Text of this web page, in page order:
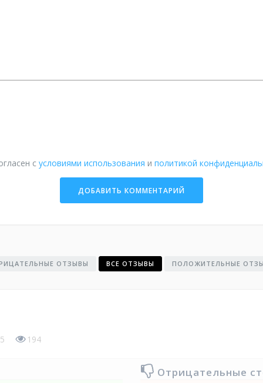
с условиями использования и политикой
ОТЗЫВЫ ВСЕ ОТЗЫВЫ ПОЛОЖИТЕЛЬНЫЕ
194
Отрицательные